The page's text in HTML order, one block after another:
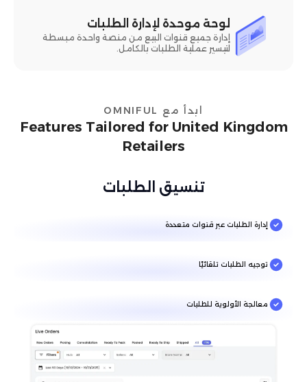
لوحة موحدة لإدارة الطلبات
إدارة جميع قنوات البيع من منصة واحدة مبسطة
لتيسير عملية الطلبات بالكامل.
ابدأ مع OMNIFUL
Features Tailored for United Kingdom
Retailers
تنسيق الطلبات
إدارة الطلبات عبر قنوات متعددة
توجيه الطلبات تلقائيًا
معالجة الأولوية للطلبات